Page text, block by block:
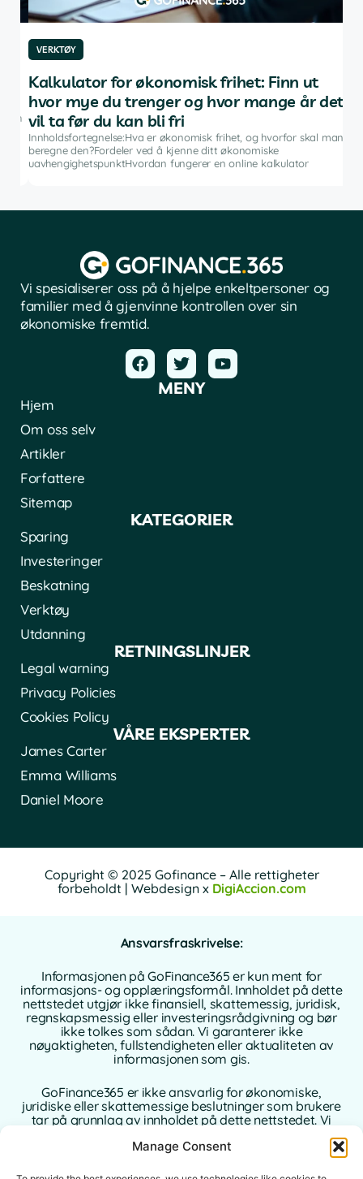
Manage Consent
VERKTØY
Kalkulator for økonomisk frihet: Finn ut
hvor mye du trenger og hvor mange år det
vil ta før du kan bli fri
Innholdsfortegnelse:Hva er økonomisk frihet, og hvorfor skal man
beregne den?Fordeler ved å kjenne ditt økonomiske
uavhengighetspunktHvordan fungerer en online kalkulator
Vi spesialiserer oss på å hjelpe enkeltpersoner og
familier med å gjenvinne kontrollen over sin
økonomiske fremtid.
MENY
Hjem
Om oss selv
Artikler
Forfattere
Sitemap
KATEGORIER
Sparing
Investeringer
Beskatning
Verktøy
Utdanning
RETNINGSLINJER
Legal warning
Privacy Policies
Cookies Policy
VÅRE EKSPERTER
James Carter
Emma Williams
Daniel Moore
Copyright © 2025 Gofinance – Alle rettigheter
forbeholdt | Webdesign x DigiAccion.com
Ansvarsfraskrivelse:
Informasjonen på GoFinance365 er kun ment for
informasjons- og opplæringsformål. Innholdet på dette
nettstedet utgjør ikke finansiell, skattemessig, juridisk,
regnskapsmessig eller investeringsrådgivning og bør
ikke tolkes som sådan. Vi garanterer ikke
nøyaktigheten, fullstendigheten eller aktualiteten av
informasjonen som gis.
GoFinance365 er ikke ansvarlig for økonomiske,
juridiske eller skattemessige beslutninger som brukere
tar på grunnlag av innholdet på dette nettstedet. Vi
kvalifisert og autorisert profesjonell rådgiver i ditt
hjemland før du tar beslutninger om dine personlige
eller forretningsmessige finanser.